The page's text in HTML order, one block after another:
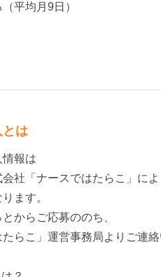
平均月9日）
とは
情報は
社「ナースではたらこ」によ
ます。
からご応募ののち、
たらこ」運営事務局よりご連絡